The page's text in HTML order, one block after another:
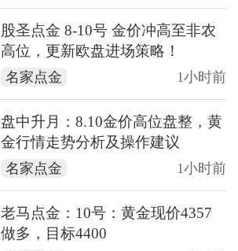
股圣点金 8-10号 金价冲高至非农
高位，更新欧盘进场策略！
名家点金 1小时前
盘中升月：8.10金价高位盘整，黄
金行情走势分析及操作建议
名家点金 1小时前
老马点金：10号：黄金现价4357
做多，目标4400